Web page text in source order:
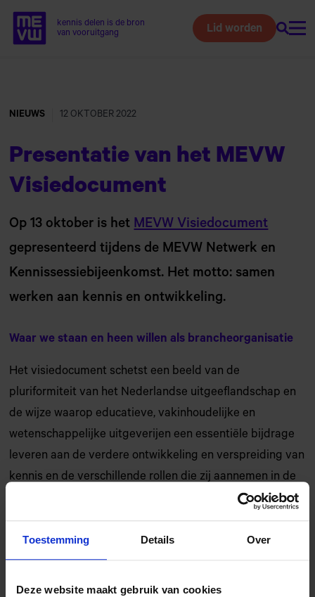
Toestemming Details Over
Deze website maakt gebruik van cookies
Naar
Home van MEVW
kennis delen is de bron
van vooruitgang
Lid worden
Presentatie van het MEVW
Visiedocument
NIEUWS 12 OKTOBER 2022
Op 13 oktober is hetMEVW Visiedocument
gepresenteerd tijdens de MEVW Netwerk en
Kennissessiebijeenkomst. Het motto: samen
werken aan kennis en ontwikkeling.
Waar we staan en heen willen als brancheorganisatie
Het visiedocument schetst een beeld van de
pluriformiteit van het Nederlandse uitgeeflandschap en
de wijze waarop educatieve, vakinhoudelijke en
wetenschappelijke uitgeverijen een essentiële bijdrage
leveren aan de verdere ontwikkeling en verspreiding van
kennis en de verschillende rollen die zij aannemen in de
bredere samenleving. Verder gaat het visiedocument
nader in op de maatschappelijke rol van MEVW en de bij
haar aangesloten leden, en de uitdagingen die de
brancheorganisatie en de bij haar aangesloten leden
voor zich zien.